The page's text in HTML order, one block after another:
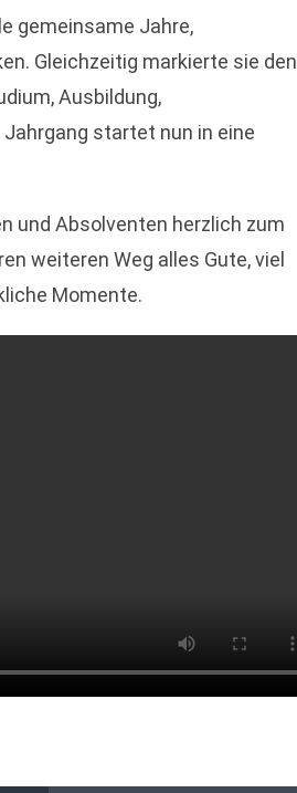
gemeinsame Jahre,
Gleichzeitig markierte sie den
Ausbildung,
startet nun in eine
und Absolventen herzlich zum
weiteren Weg alles Gute, viel
Momente.